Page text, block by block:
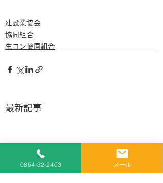
建設業協会
協同組合
生コン協同組合
最新記事
0854-32-2403 メール